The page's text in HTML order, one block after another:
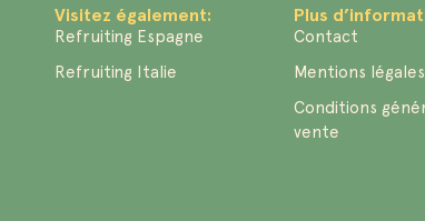
Visitez également:
Refruiting Espagne
Refruiting Italie
Plus
Contact
Mentions légales
Conditions
vente